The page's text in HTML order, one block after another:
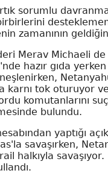
sorumlu
zamanının
Merav Michaeli de
hazır gıda
karnı tok oturuyor
komutanlarını
bulundu.
yaptığı
savaşırken,
halkıyla